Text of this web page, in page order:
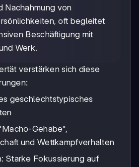
Nachahmung von
oft begleitet
Beschäftigung mit
Werk.
verstärken sich diese
geschlechtstypisches
Gehabe",
und Wettkampfverhalten
Starke Fokussierung auf